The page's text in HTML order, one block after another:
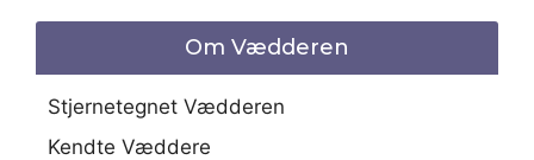
Om Vædderen
Stjernetegnet Vædderen
Kendte Væddere